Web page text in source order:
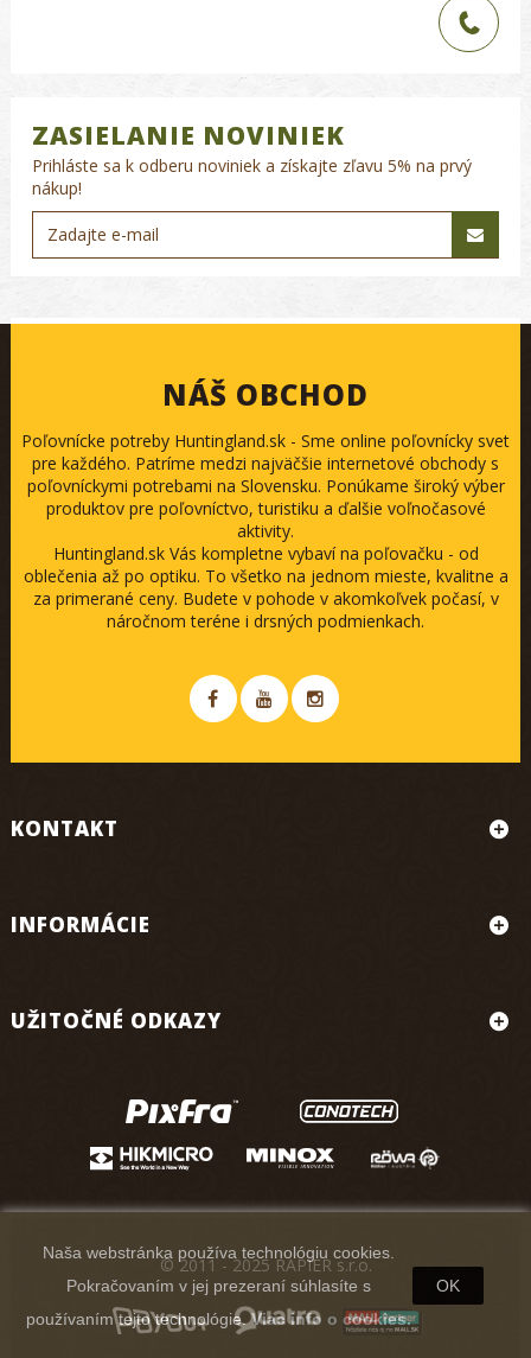
ZASIELANIE NOVINIEK
Prihláste sa k odberu noviniek a získajte zľavu 5% na prvý
nákup!
NÁŠ OBCHOD
Poľovnícke potreby Huntingland.sk - Sme online poľovnícky svet
pre každého. Patríme medzi najväčšie internetové obchody s
poľovníckymi potrebami na Slovensku. Ponúkame široký výber
produktov pre poľovníctvo, turistiku a ďalšie voľnočasové
aktivity.
Huntingland.sk Vás kompletne vybaví na poľovačku - od
oblečenia až po optiku. To všetko na jednom mieste, kvalitne a
za primerané ceny. Budete v pohode v akomkoľvek počasí, v
náročnom teréne i drsných podmienkach.
KONTAKT
INFORMÁCIE
UŽITOČNÉ ODKAZY
Naša webstránka používa technológiu cookies.
Pokračovaním v jej prezeraní súhlasíte s
používaním tejto technológie.Viac info o cookies.
OK
© 2011 - 2025 RAPIER s.r.o.